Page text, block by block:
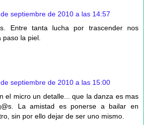
septiembre de 2010 a las 14:57
Entre tanta lucha por trascender nos
la piel.
septiembre de 2010 a las 15:00
el micro un detalle... que la danza es mas
La amistad es ponerse a bailar en
sin por ello dejar de ser uno mismo.